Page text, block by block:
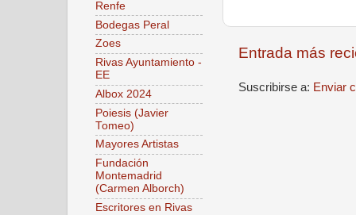
Entrada más
Suscribirse a: Enviar
Renfe
Bodegas Peral
Zoes
Rivas Ayuntamiento -
EE
Albox 2024
Poiesis (Javier
Tomeo)
Mayores Artistas
Fundación
Montemadrid
(Carmen Alborch)
Escritores en Rivas